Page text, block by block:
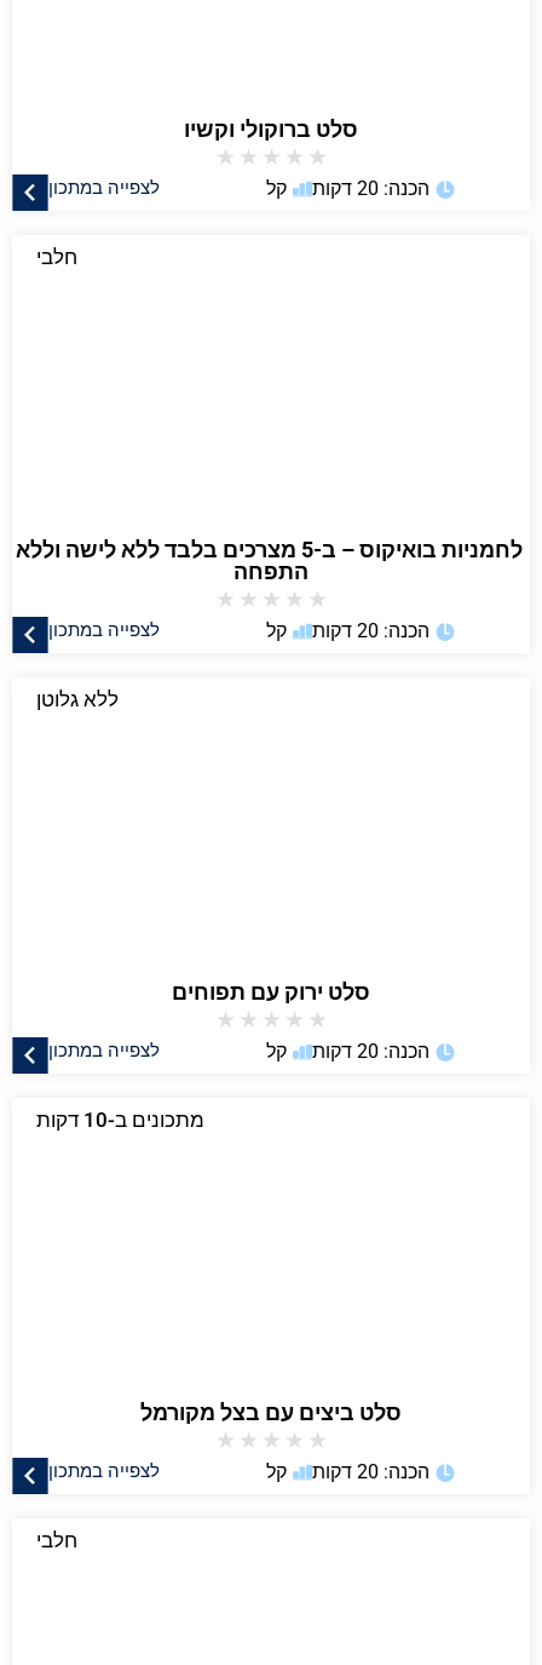
סלט ברוקולי וקשיו
★
★
★
★
★
לצפייה במתכון הכנה: 20 דקות קל
חלבי
⁨ לחמניות בואיקוס – ב-5 מצרכים בלבד ללא לישה וללא
התפחה
★
★
★
★
★
לצפייה במתכון הכנה: 20 דקות קל
ללא גלוטן
סלט ירוק עם תפוחים
★
★
★
★
★
לצפייה במתכון הכנה: 20 דקות קל
מתכונים ב-10 דקות
סלט ביצים עם בצל מקורמל
★
★
★
★
★
לצפייה במתכון הכנה: 20 דקות קל
חלבי